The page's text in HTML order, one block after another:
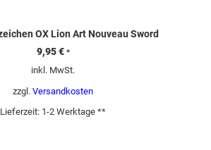
OX Lion Art Nouveau Sword
9,95€ *
inkl. MwSt.
zzgl. Versandkosten
Lieferzeit: 1-2 Werktage **